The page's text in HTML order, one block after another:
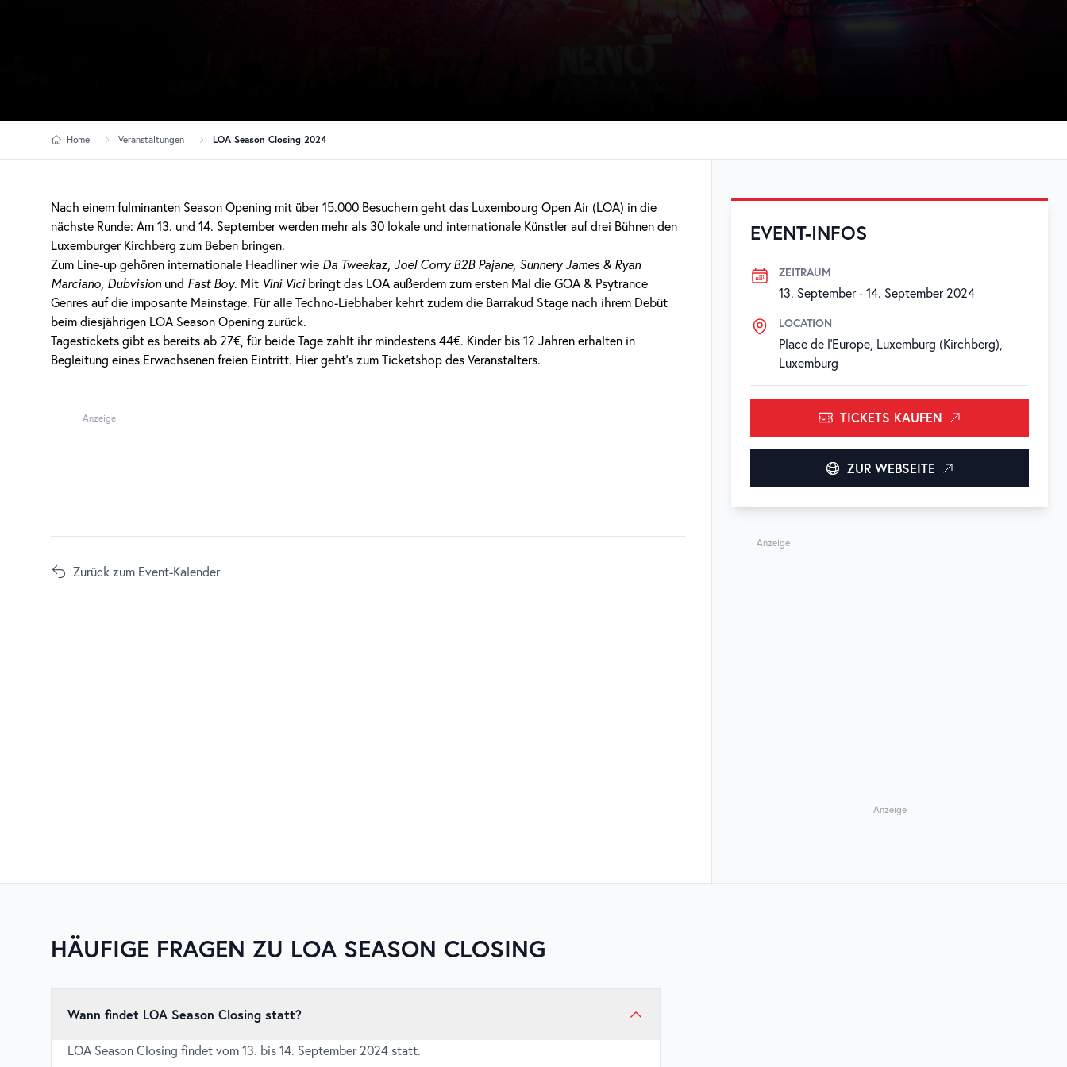
Home Veranstaltungen LOA Season Closing 2024
Nach einem fulminanten Season Opening mit über 15.000 Besuchern geht das Luxembourg Open Air (LOA) in die
nächste Runde: Am 13. und 14. September werden mehr als 30 lokale und internationale Künstler auf drei Bühnen den
Luxemburger Kirchberg zum Beben bringen.
Zum Line-up gehören internationale Headliner wie Da Tweekaz, Joel Corry B2B Pajane, Sunnery James & Ryan
Marciano, Dubvisionund Fast Boy. Mit Vini Vicibringt das LOA außerdem zum ersten Mal die GOA & Psytrance
Genres auf die imposante Mainstage. Für alle Techno-Liebhaber kehrt zudem die Barrakud Stage nach ihrem Debüt
beim diesjährigen LOA Season Opening zurück.
Tagestickets gibt es bereits ab 27€, für beide Tage zahlt ihr mindestens 44€. Kinder bis 12 Jahren erhalten in
Begleitung eines Erwachsenen freien Eintritt. Hier geht’s zum Ticketshop des Veranstalters.
Anzeige
Zurück zum Event-Kalender
EVENT-INFOS
ZEITRAUM
13. September- 14. September 2024
LOCATION
Place de l'Europe, Luxemburg (Kirchberg),
Luxemburg
TICKETS KAUFEN
ZUR WEBSEITE
Anzeige
Anzeige
HÄUFIGE FRAGEN ZU LOA SEASON CLOSING
Wann findet LOA Season Closing statt?
LOA Season Closing findet vom 13. bis 14. September 2024 statt.